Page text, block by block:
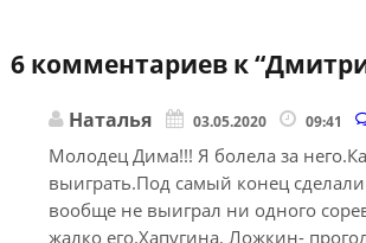
6 комментариев к “
Наталья 03.05.2020 09:41
Молодец Дима!!! Я болела за
выиграть.Под самый конец
вообще не выиграл ни одного
жалко его.Хапугина, Ложкин-